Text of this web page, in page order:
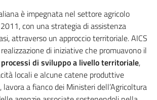
è impegnata nel settore agricolo
con una strategia di assistenza
attraverso un approccio territoriale. AICS
di iniziative che promuavono il
processi di sviluppo a livello territoriale,
locali e alcune catene produttive
a fianco dei Ministeri dell’Agricoltura